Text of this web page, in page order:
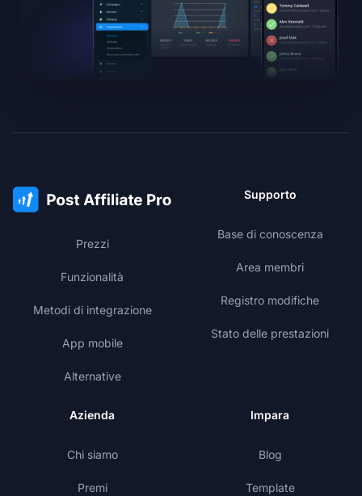
Prezzi
Funzionalità
Metodi di integrazione
App mobile
Alternative
Supporto
Base di conoscenza
Area membri
Registro modifiche
Stato delle prestazioni
Azienda
Chi siamo
Premi
Impara
Blog
Template